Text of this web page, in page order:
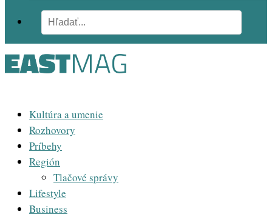
Kultúra a umenie
Rozhovory
Príbehy
Región
Tlačové správy
Lifestyle
Business